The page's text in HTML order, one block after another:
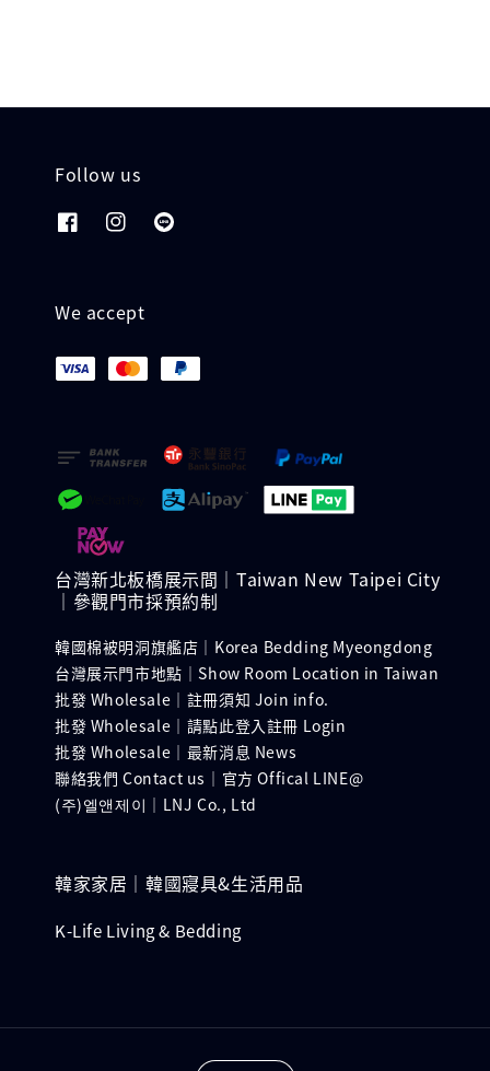
Follow us
We accept
台灣新北板橋展示間｜Taiwan New Taipei City
｜參觀門市採預約制
韓國棉被明洞旗艦店｜Korea Bedding Myeongdong
台灣展示門市地點｜Show Room Location in Taiwan
批發 Wholesale｜註冊須知 Join info.
批發 Wholesale｜請點此登入註冊 Login
批發 Wholesale｜最新消息 News
聯絡我們 Contact us｜官方 Offical LINE@
(주)엘앤제이｜LNJ Co., Ltd
韓家家居｜韓國寢具&生活用品
K-Life Living & Bedding